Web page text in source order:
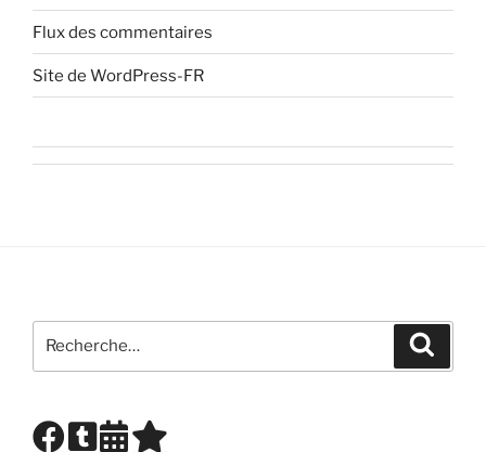
Flux des commentaires
Site de WordPress-FR
pour